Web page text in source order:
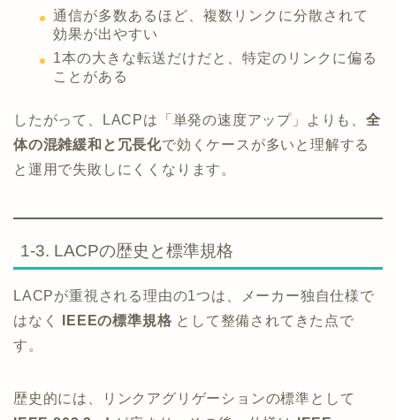
通信が多数あるほど、複数リンクに分散されて
効果が出やすい
1本の大きな転送だけだと、特定のリンクに偏る
ことがある
したがって、LACPは「単発の速度アップ」よりも、 全
体の混雑緩和と冗長化で効くケースが多いと理解する
と運用で失敗しにくくなります。
1-3. LACPの歴史と標準規格
LACPが重視される理由の1つは、メーカー独自仕様で
はなく
IEEEの標準規格 として整備されてきた点で
す。
歴史的には、リンクアグリゲーションの標準として